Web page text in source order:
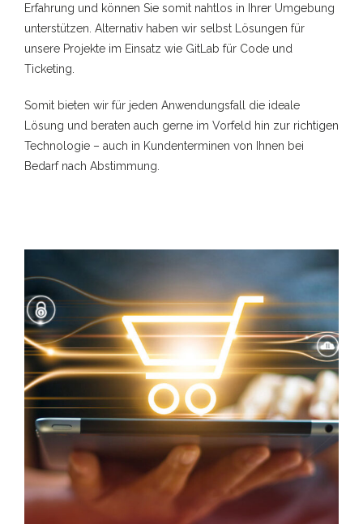
Erfahrung und können Sie somit nahtlos in Ihrer Umgebung
unterstützen. Alternativ haben wir selbst Lösungen für
unsere Projekte im Einsatz wie GitLab für Code und
Ticketing.
Somit bieten wir für jeden Anwendungsfall die ideale
Lösung und beraten auch gerne im Vorfeld hin zur richtigen
Technologie – auch in Kundenterminen von Ihnen bei
Bedarf nach Abstimmung.